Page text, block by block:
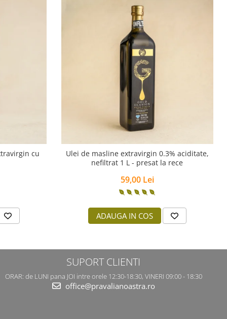
cu
Ulei de masline extravirgin 0.3% aciditate,
nefiltrat 1 L - presat la rece
59,00 Lei
ADAUGA IN COS
SUPORT CLIENTI
ORAR: de LUNI pana JOI intre orele 12:30-18:30, VINERI 09:00 - 18:30
office@pravalianoastra.ro